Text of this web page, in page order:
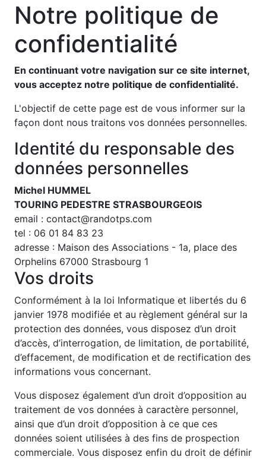
Notre politique de
confidentialité
En continuant votre navigation sur ce site internet,
vous acceptez notre politique de confidentialité.
L'objectif de cette page est de vous informer sur la
façon dont nous traitons vos données personnelles.
Identité du responsable des
données personnelles
Michel HUMMEL
TOURING PEDESTRE STRASBOURGEOIS
email : contact@randotps.com
tel : 06 01 84 83 23
adresse : Maison des Associations - 1a, place des
Orphelins 67000 Strasbourg 1
Vos droits
Conformément à la loi Informatique et libertés du 6
janvier 1978 modifiée et au règlement général sur la
protection des données, vous disposez d’un droit
d’accès, d’interrogation, de limitation, de portabilité,
d’effacement, de modification et de rectification des
informations vous concernant.
Vous disposez également d’un droit d’opposition au
traitement de vos données à caractère personnel,
ainsi que d’un droit d’opposition à ce que ces
données soient utilisées à des fins de prospection
commerciale. Vous disposez enfin du droit de définir